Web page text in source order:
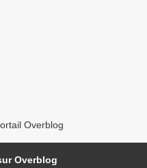
Overblog
Overblog